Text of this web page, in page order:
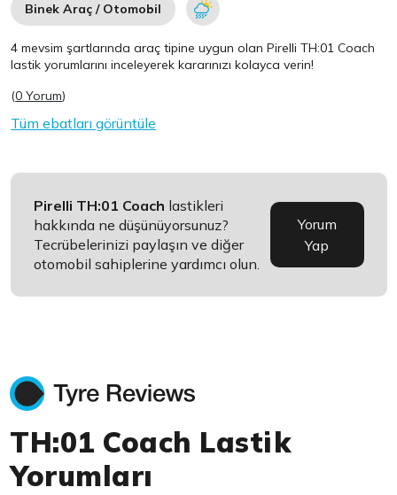
Binek Araç / Otomobil
4 mevsim şartlarında araç tipine uygun olanPirelli TH:01 Coach
lastik yorumlarını inceleyerek kararınızı kolayca verin!
(0 Yorum)
Tüm ebatları görüntüle
Pirelli TH:01 Coach lastikleri
hakkında ne düşünüyorsunuz?
Tecrübelerinizi paylaşın ve diğer
otomobil sahiplerine yardımcı olun.
Yorum
Yap
TH:01 Coach Lastik
Yorumları